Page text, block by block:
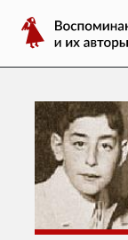
содержимому
Воспоминания
о
ГУЛАГе
их
авторы